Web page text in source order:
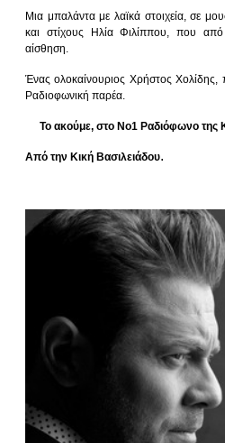
Μια μπαλάντα με λαϊκά στοιχεία, σε
και στίχους Ηλία Φιλίππου, που
αίσθηση.
Ένας ολοκαίνουριος Χρήστος Χολίδης,
Ραδιοφωνική παρέα.
Το ακούμε, στο Νο1 Ραδιόφωνο της
Από την Κική Βασιλειάδου.